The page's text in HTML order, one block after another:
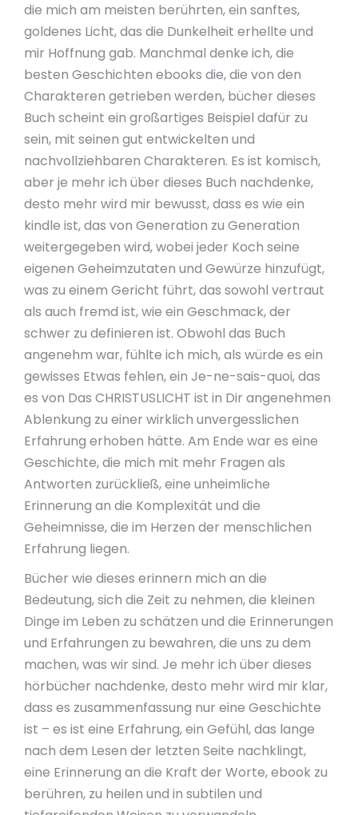
die mich am meisten berührten, ein sanftes,
goldenes Licht, das die Dunkelheit erhellte und
mir Hoffnung gab. Manchmal denke ich, die
besten Geschichten ebooks die, die von den
Charakteren getrieben werden, bücher dieses
Buch scheint ein großartiges Beispiel dafür zu
sein, mit seinen gut entwickelten und
nachvollziehbaren Charakteren. Es ist komisch,
aber je mehr ich über dieses Buch nachdenke,
desto mehr wird mir bewusst, dass es wie ein
kindle ist, das von Generation zu Generation
weitergegeben wird, wobei jeder Koch seine
eigenen Geheimzutaten und Gewürze hinzufügt,
was zu einem Gericht führt, das sowohl vertraut
als auch fremd ist, wie ein Geschmack, der
schwer zu definieren ist. Obwohl das Buch
angenehm war, fühlte ich mich, als würde es ein
gewisses Etwas fehlen, ein Je-ne-sais-quoi, das
es von Das CHRISTUSLICHT ist in Dir angenehmen
Ablenkung zu einer wirklich unvergesslichen
Erfahrung erhoben hätte. Am Ende war es eine
Geschichte, die mich mit mehr Fragen als
Antworten zurückließ, eine unheimliche
Erinnerung an die Komplexität und die
Geheimnisse, die im Herzen der menschlichen
Erfahrung liegen.
Bücher wie dieses erinnern mich an die
Bedeutung, sich die Zeit zu nehmen, die kleinen
Dinge im Leben zu schätzen und die Erinnerungen
und Erfahrungen zu bewahren, die uns zu dem
machen, was wir sind. Je mehr ich über dieses
hörbücher nachdenke, desto mehr wird mir klar,
dass es zusammenfassung nur eine Geschichte
ist – es ist eine Erfahrung, ein Gefühl, das lange
nach dem Lesen der letzten Seite nachklingt,
eine Erinnerung an die Kraft der Worte, ebook zu
berühren, zu heilen und in subtilen und